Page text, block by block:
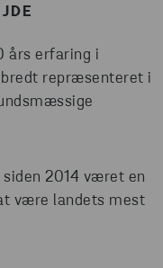
års erfaring i
bredt repræsenteret i
siden 2014 været en
være landets mest